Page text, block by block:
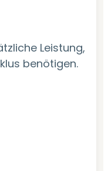
Leistung,
benötigen.